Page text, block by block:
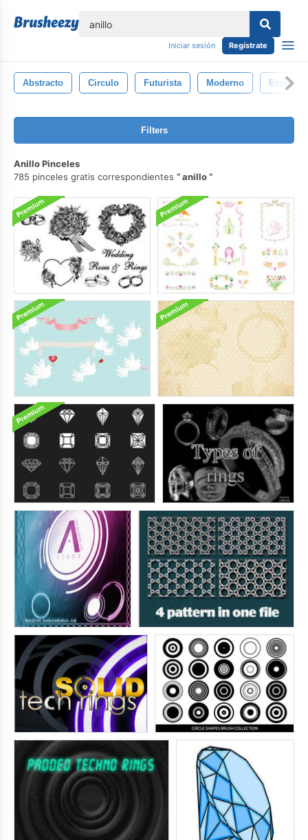
Iniciar sesión Regístrate
Abstracto Circulo Futurista Moderno Estilo
Filters
Anillo Pinceles
785 pinceles gratis correspondientes
anillo